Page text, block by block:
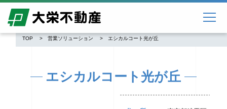
TOP 営業ソリューション エシカルコート光が丘
エシカルコート光が丘